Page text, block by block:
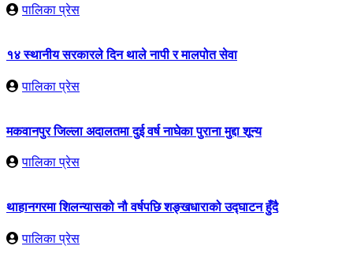
पालिका प्रेस
१४ स्थानीय सरकारले दिन थाले नापी र मालपोत सेवा
पालिका प्रेस
मकवानपुर जिल्ला अदालतमा दुई वर्ष नाघेका पुराना मुद्दा शून्य
पालिका प्रेस
थाहानगरमा शिलन्यासको नौ वर्षपछि शङ्खधाराको उद्घाटन हुँदै
पालिका प्रेस